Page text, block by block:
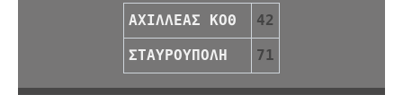
ΑΧΙΛΛΕΑΣ ΚΟΘ 42
ΣΤΑΥΡΟΥΠΟΛΗ 71